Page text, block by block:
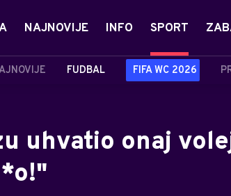
NAJNOVIJE INFO SPORT
FUDBAL FIFA WC 2026
uhvatio onaj